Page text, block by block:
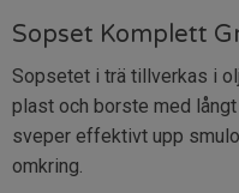
Sopset Komplett
Sopsetet i trä tillverkas i
plast och borste med
sveper effektivt upp
omkring.